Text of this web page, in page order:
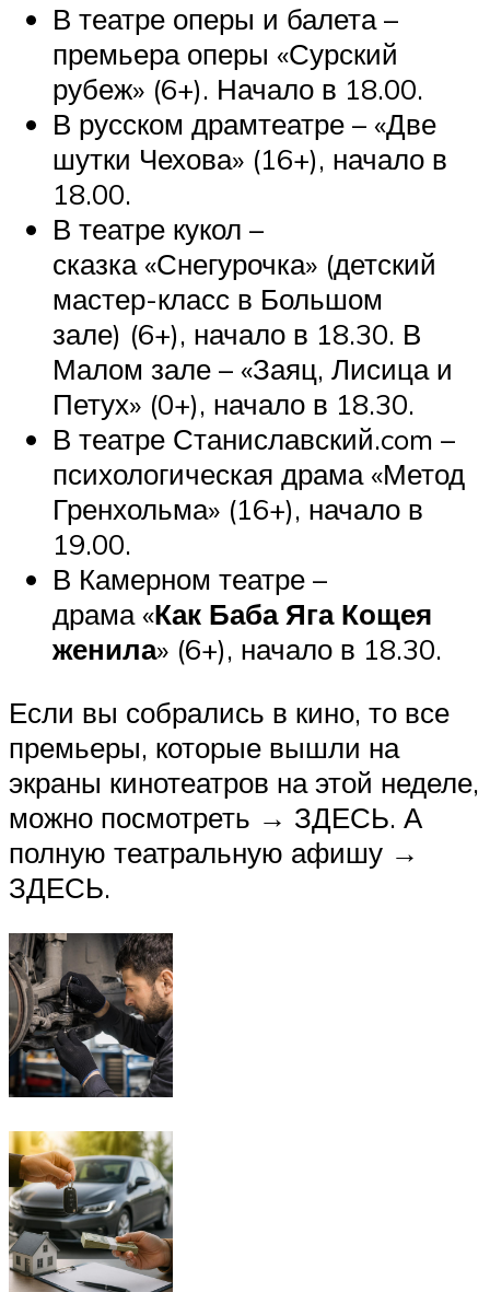
В театре оперы и балета –
премьера оперы «Сурский
рубеж» (6+). Начало в 18.00.
В русском драмтеатре – «Две
шутки Чехова» (16+), начало в
18.00.
В театре кукол –
сказка «Снегурочка» (детский
мастер-класс в Большом
зале) (6+), начало в 18.30. В
Малом зале – «Заяц, Лисица и
Петух» (0+), начало в 18.30.
В театре Станиславский.com –
психологическая драма «Метод
Гренхольма» (16+), начало в
19.00.
В Камерном театре –
драма «Как Баба Яга Кощея
женила» (6+), начало в 18.30.
Если вы собрались в кино, то все
премьеры, которые вышли на
экраны кинотеатров на этой неделе,
можно посмотреть → ЗДЕСЬ. А
полную театральную афишу →
ЗДЕСЬ.